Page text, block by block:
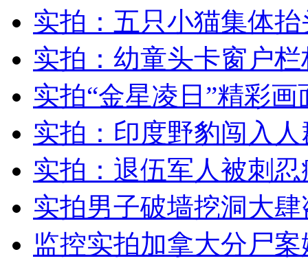
女孩北京地铁殴打老人 痛下狠手拳打脚踢
无痛分娩是否安全 医生回应
外交部：反对强权政治霸凌主义
外交部：有关国家言论片面不公正
安徽一实载49人客车翻车
实拍：五只小猫集体
实拍：幼童头卡窗户
实拍“金星凌日”精彩画
实拍：印度野豹闯入
实拍：退伍军人被刺
实拍男子破墙挖洞大
监控实拍加拿大分尸